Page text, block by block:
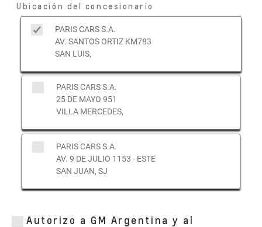
Ubicación del concesionario
PARIS CARS S.A.
AV. SANTOS ORTIZ KM783
SAN LUIS,
PARIS CARS S.A.
25 DE MAYO 951
VILLA MERCEDES,
PARIS CARS S.A.
AV. 9 DE JULIO 1153 - ESTE
SAN JUAN, SJ
Autorizo a GM Argentina y al